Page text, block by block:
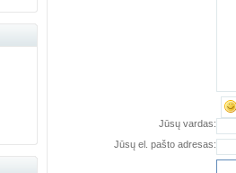
Jūsų vardas:
Jūsų el. pašto adresas: